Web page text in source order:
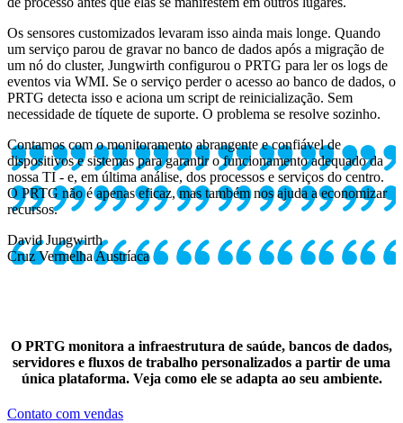
Os sensores customizados levaram isso ainda mais longe. Quando
um serviço parou de gravar no banco de dados após a migração de
um nó do cluster, Jungwirth configurou o PRTG para ler os logs de
eventos via WMI. Se o serviço perder o acesso ao banco de dados, o
PRTG detecta isso e aciona um script de reinicialização. Sem
necessidade de tíquete de suporte. O problema se resolve sozinho.
Contamos com o monitoramento abrangente e confiável de
dispositivos e sistemas para garantir o funcionamento adequado da
nossa TI - e, em última análise, dos processos e serviços do centro.
O PRTG não é apenas eficaz, mas também nos ajuda a economizar
recursos.
David Jungwirth
Cruz Vermelha Austríaca
O PRTG monitora a infraestrutura de saúde, bancos de dados,
servidores e fluxos de trabalho personalizados a partir de uma
única plataforma. Veja como ele se adapta ao seu ambiente.
Contato com vendas